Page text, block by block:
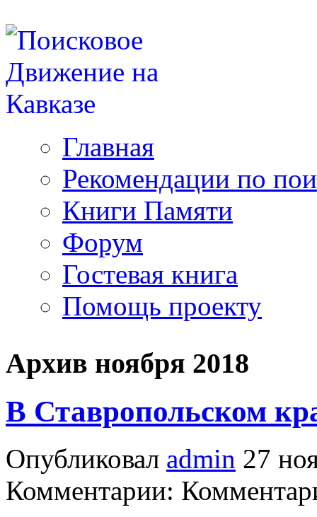
Главная
Рекомендации по
Книги Памяти
Форум
Гостевая книга
Помощь проекту
Архив ноября 2018
В Ставропольском
Опубликовал admin 27
Комментарии: